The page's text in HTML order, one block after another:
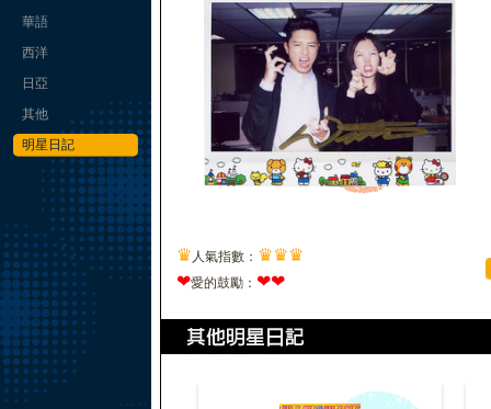
華語
西洋
日亞
其他
明星日記
♛ 人氣指數： ♛♛♛
❤愛的鼓勵： ❤❤